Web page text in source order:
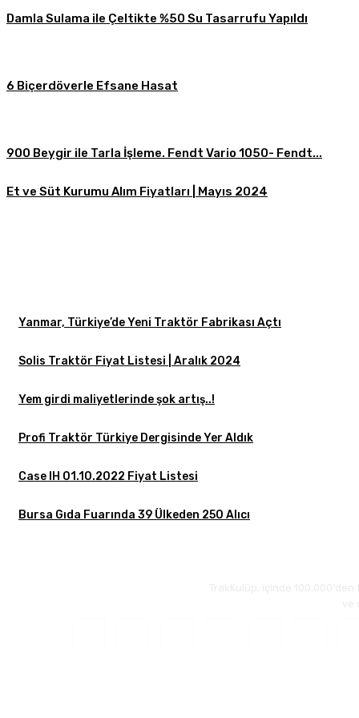
Damla Sulama ile Çeltikte %50 Su Tasarrufu Yapıldı
6 Biçerdöverle Efsane Hasat
900 Beygir ile Tarla İşleme. Fendt Vario 1050- Fendt...
Et ve Süt Kurumu Alım Fiyatları | Mayıs 2024
Yanmar, Türkiye’de Yeni Traktör Fabrikası Açtı
Solis Traktör Fiyat Listesi | Aralık 2024
Yem girdi maliyetlerinde şok artış..!
Profi Traktör Türkiye Dergisinde Yer Aldık
Case IH 01.10.2022 Fiyat Listesi
Bursa Gıda Fuarında 39 Ülkeden 250 Alıcı